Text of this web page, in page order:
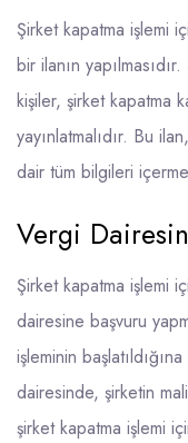
Şirket kapatma işlemi
bir ilanın
kişiler, şirket kapatma
yayınlatmalıdır. Bu
dair tüm bilgileri
Vergi
Şirket kapatma işlemi
dairesine başvuru
işleminin
dairesinde, şirketin
şirket kapatma işlemi